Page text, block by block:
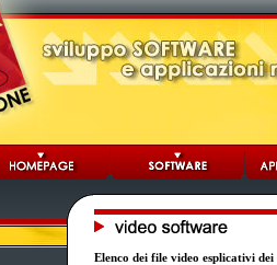
Elenco dei file video esplicativi